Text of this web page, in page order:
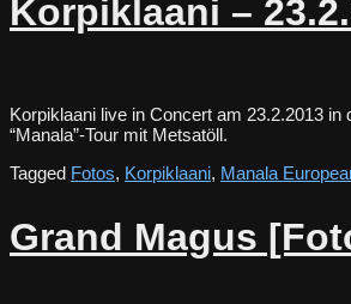
Korpiklaani –
Korpiklaani live in Concert am 23.2.2013
“Manala”-Tour mit Metsatöll.
Tagged Fotos, Korpiklaani, Manala
Grand Magus